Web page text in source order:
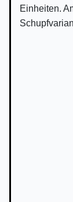
Einheiten.